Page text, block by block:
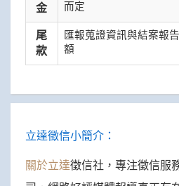
金
而定
尾
款
匯報蒐證資訊與結案報
額
立達徵信小簡介：
關於立達徵信社，專注徵信服